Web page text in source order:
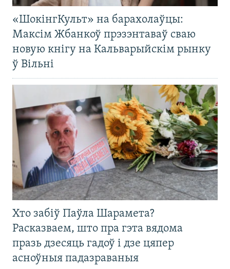
«ШокінгКульт» на барахолаўцы:
Максім Жбанкоў прэзэнтаваў сваю
новую кнігу на Кальварыйскім рынку
ў Вільні
Хто забіў Паўла Шарамета?
Расказваем, што пра гэта вядома
празь дзесяць гадоў і дзе цяпер
асноўныя падазраваныя